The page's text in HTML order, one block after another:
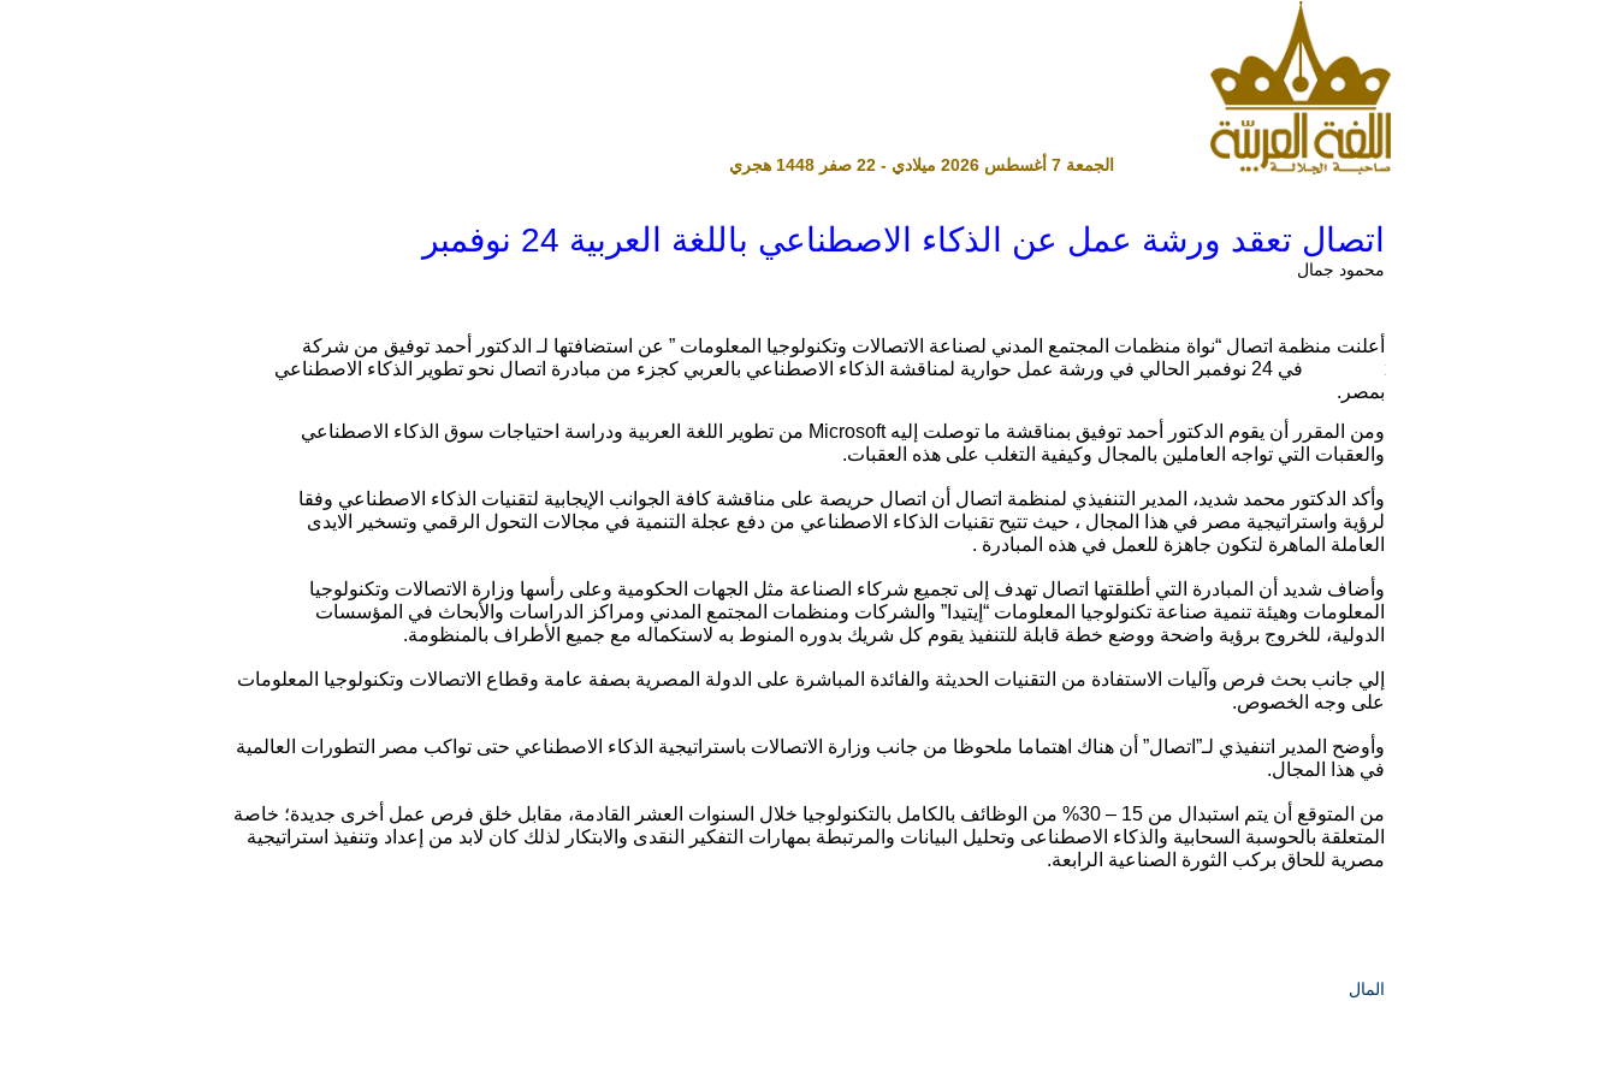
اتصال تعقد ورشة عمل عن الذكاء الاصطناعي باللغة العربية 24 نوفمبر
محمود جمال
أعلنت منظمة اتصال “نواة منظمات المجتمع المدني لصناعة الاتصالات وتكنولوجيا المعلومات ” عن استضافتها لـ الدكتور أحمد توفيق من شركة
Microsoft في 24 نوفمبر الحالي في ورشة عمل حوارية لمناقشة الذكاء الاصطناعي بالعربي كجزء من مبادرة اتصال نحو تطوير الذكاء الاصطناعي
بمصر.
ومن المقرر أن يقوم الدكتور أحمد توفيق بمناقشة ما توصلت إليه Microsoft من تطوير اللغة العربية ودراسة احتياجات سوق الذكاء الاصطناعي
والعقبات التي تواجه العاملين بالمجال وكيفية التغلب على هذه العقبات.
وأكد الدكتور محمد شديد، المدير التنفيذي لمنظمة اتصال أن اتصال حريصة على مناقشة كافة الجوانب الإيجابية لتقنيات الذكاء الاصطناعي وفقا
لرؤية واستراتيجية مصر في هذا المجال ، حيث تتيح تقنيات الذكاء الاصطناعي من دفع عجلة التنمية في مجالات التحول الرقمي وتسخير الايدى
العاملة الماهرة لتكون جاهزة للعمل في هذه المبادرة .
وأضاف شديد أن المبادرة التي أطلقتها اتصال تهدف إلى تجميع شركاء الصناعة مثل الجهات الحكومية وعلى رأسها وزارة الاتصالات وتكنولوجيا
المعلومات وهيئة تنمية صناعة تكنولوجيا المعلومات “إيتيدا” والشركات ومنظمات المجتمع المدني ومراكز الدراسات والأبحاث في المؤسسات
الدولية، للخروج برؤية واضحة ووضع خطة قابلة للتنفيذ يقوم كل شريك بدوره المنوط به لاستكماله مع جميع الأطراف بالمنظومة.
إلي جانب بحث فرص وآليات الاستفادة من التقنيات الحديثة والفائدة المباشرة على الدولة المصرية بصفة عامة وقطاع الاتصالات وتكنولوجيا المعلومات
على وجه الخصوص.
وأوضح المدير اتنفيذي لـ”اتصال” أن هناك اهتماما ملحوظا من جانب وزارة الاتصالات باستراتيجية الذكاء الاصطناعي حتى تواكب مصر التطورات العالمية
في هذا المجال.
من المتوقع أن يتم استبدال من 15 – 30% من الوظائف بالكامل بالتكنولوجيا خلال السنوات العشر القادمة، مقابل خلق فرص عمل أخرى جديدة؛ خاصة
المتعلقة بالحوسبة السحابية والذكاء الاصطناعى وتحليل البيانات والمرتبطة بمهارات التفكير النقدى والابتكار لذلك كان لابد من إعداد وتنفيذ استراتيجية
مصرية للحاق بركب الثورة الصناعية الرابعة.
المال